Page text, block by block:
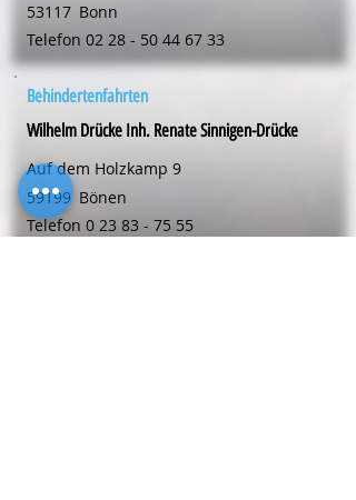
53117 Bonn
Telefon 02 28 - 50 44 67 33
Behindertenfahrten
Wilhelm Drücke Inh. Renate Sinnigen-Drücke
Auf dem Holzkamp 9
59199 Bönen
Telefon 0 23 83 - 75 55